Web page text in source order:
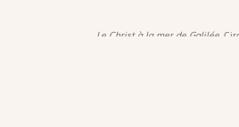
Le Christ à la mer de Galilée,